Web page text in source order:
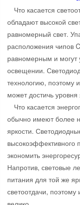
Что касается
обладают высокой
равномерный свет.
расположения чипов
равномерным и могут
освещении.
технологию, поэтому
может достичь уровня
Что касается
обычно имеют более
яркости.
высокоэффективного
экономить
Напротив, световые
питания для той же
светоотдачи, поэтому